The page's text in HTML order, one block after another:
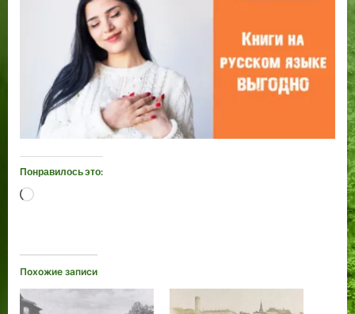
Понравилось это:
Загрузка…
Похожие записи